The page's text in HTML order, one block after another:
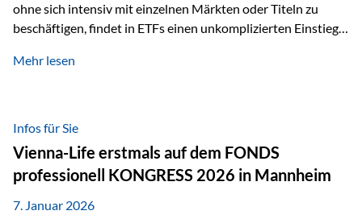
ohne sich intensiv mit einzelnen Märkten oder Titeln zu
beschäftigen, findet in ETFs einen unkomplizierten Einstieg
werden häufig kritisch betrachtet. Sie gelten als teurer,
Beide Ansätze haben ihre Berechtigung und ihre Stärken
entfalten sie oft gerade in Kombination. ETFs: Effizient, breit
gestreut und klar strukturiert…
Mehr lesen
Infos für Sie
Vienna-Life erstmals auf dem FONDS
professionell KONGRESS 2026 in Mannheim
7. Januar 2026